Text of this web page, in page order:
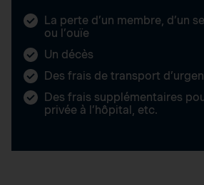
La perte d’un membre, d’un
ou l’ouïe
Un décès
Des frais de transport
Des frais supplémentaires
privée à l’hôpital, etc.